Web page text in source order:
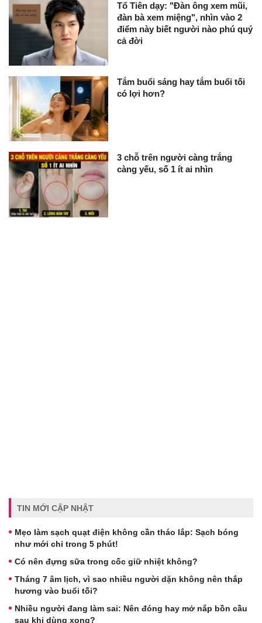
Tổ Tiên dạy: "Đàn ông xem mũi,
đàn bà xem miệng", nhìn vào 2
điểm này biết người nào phú quý
cả đời
Tắm buổi sáng hay tắm buổi tối
có lợi hơn?
3 chỗ trên người càng trắng
càng yếu, số 1 ít ai nhìn
TIN MỚI CẬP NHẬT
Mẹo làm sạch quạt điện không cần tháo lắp: Sạch bóng
như mới chỉ trong 5 phút!
Có nên đựng sữa trong cốc giữ nhiệt không?
Tháng 7 âm lịch, vì sao nhiều người dặn không nên thắp
hương vào buổi tối?
Nhiều người đang làm sai: Nên đóng hay mở nắp bồn cầu
sau khi dùng xong?